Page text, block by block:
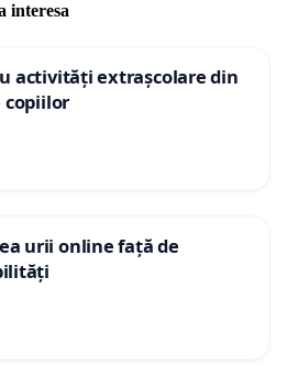
interesa
activități extrașcolare din
copiilor
urii online față de